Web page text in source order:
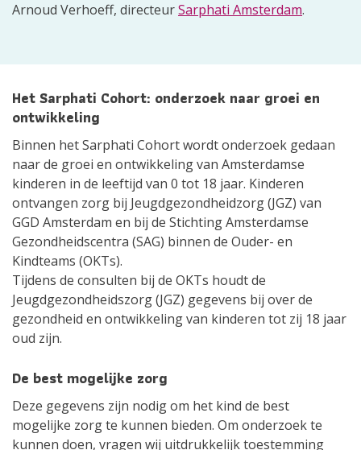
Arnoud Verhoeff, directeurSarphati Amsterdam.
Het Sarphati Cohort: onderzoek naar groei en
ontwikkeling
Binnen het Sarphati Cohort wordt onderzoek gedaan
naar de groei en ontwikkeling van Amsterdamse
kinderen in de leeftijd van 0 tot 18 jaar. Kinderen
ontvangen zorg bij Jeugdgezondheidzorg (JGZ) van
GGD Amsterdam en bij de Stichting Amsterdamse
Gezondheidscentra (SAG) binnen de Ouder- en
Kindteams (OKTs).
Tijdens de consulten bij de OKTs houdt de
Jeugdgezondheidszorg (JGZ) gegevens bij over de
gezondheid en ontwikkeling van kinderen tot zij 18 jaar
oud zijn.
De best mogelijke zorg
Deze gegevens zijn nodig om het kind de best
mogelijke zorg te kunnen bieden. Om onderzoek te
kunnen doen, vragen wij uitdrukkelijk toestemming